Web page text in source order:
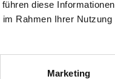
diese Informationen
Rahmen Ihrer Nutzung
Marketing